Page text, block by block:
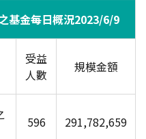
基金每日概況2023/6/9
受益
人數
規模金額
596 291,782,659